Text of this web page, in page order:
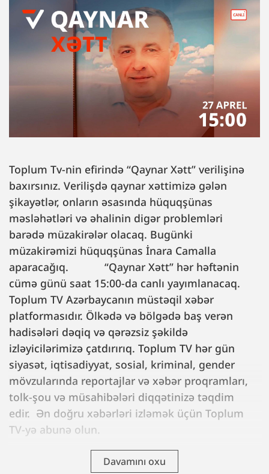
Toplum Tv-nin efirində “Qaynar Xətt” verilişinə
baxırsınız. Verilişdə qaynar xəttimizə gələn
şikayətlər, onların əsasında hüquqşünas
məsləhətləri və əhalinin digər problemləri
barədə müzakirələr olacaq. Bugünki
müzakirəmizi hüquqşünas İnara Camalla
aparacağıq. “Qaynar Xətt” hər həftənin
cümə günü saat 15:00-da canlı yayımlanacaq.
Toplum TV Azərbaycanın müstəqil xəbər
platformasıdır. Ölkədə və bölgədə baş verən
hadisələri dəqiq və qərəzsiz şəkildə
izləyicilərimizə çatdırırıq. Toplum TV hər gün
siyasət, iqtisadiyyat, sosial, kriminal, gender
mövzularında reportajlar və xəbər proqramları,
tolk-şou və müsahibələri diqqətinizə təqdim
edir. Ən doğru xəbərləri izləmək üçün Toplum
TV-yə abunə olun.
Davamını oxu